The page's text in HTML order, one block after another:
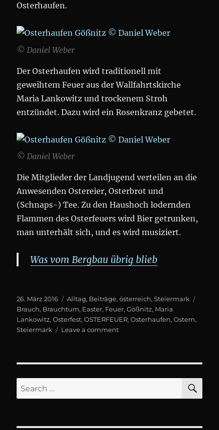
Osterhaufen.
© Daniel Weber
Der Osterhaufen wird traditionell mit
geweihtem Feuer aus der Wallfahrtskirche
Maria Lankowitz und trockenem Stroh
entzündet. Dazu wird ein Rosenkranz gebetet.
© Daniel Weber
Die Mitglieder der Landjugend verteilen an die
Anwesenden Ostereier, Osterbrot und
(Schnaps-) Tee. Zu den Haushoch lodernden
Flammen des Osterfeuers wird Bier getrunken,
man unterhält sich, und es wird musiziert.
Was vom Bergbau übrig blieb
Posted
on
26. März 2016 Categories
Alltag, Beiträge,österreich,Steiermark
Brauch, Brauchtum, Easter, Feuer,Gößnitz, Maria
Lankowitz,Osterfest,OSTERFEUER,Osterhaufen,Ostern,
Steiermark
Leave a commenton
Search
for: